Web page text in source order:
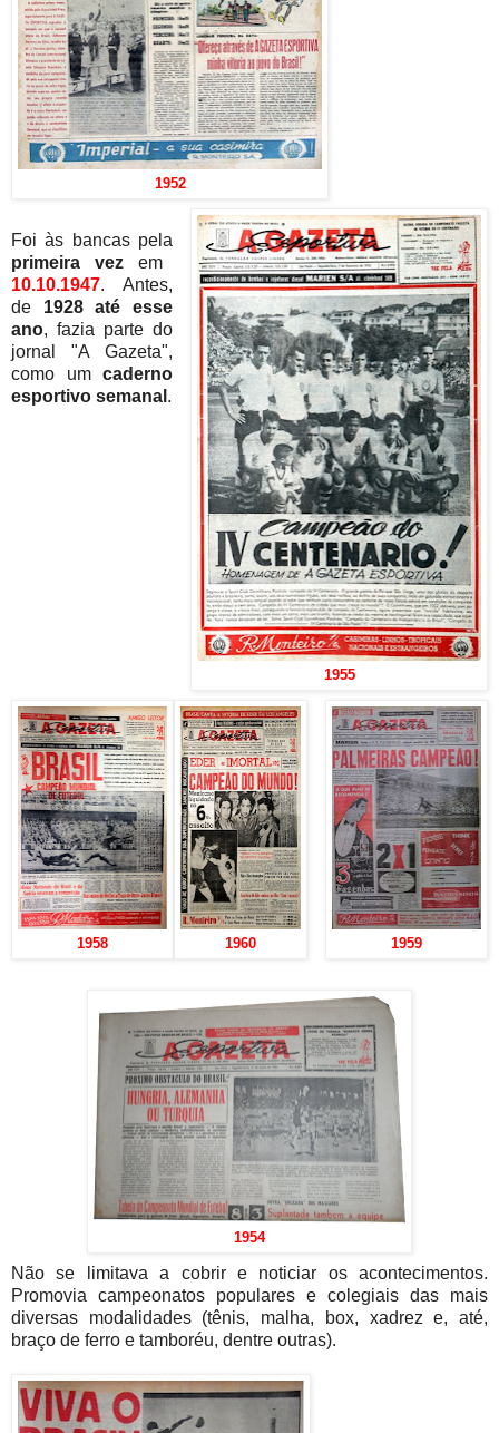
1952
1955
Foi às bancas pela
primeira vezem
10.10.1947. Antes,
de 1928 até esse
ano, fazia parte do
jornal "A Gazeta",
como umcaderno
esportivo semanal .
1958 1959
1960
1954
Não se limitava a cobrir e noticiar os acontecimentos.
Promovia campeonatos populares e colegiais das mais
diversas modalidades (tênis, malha, box, xadrez e, até,
braço de ferro e tamboréu, dentre outras).